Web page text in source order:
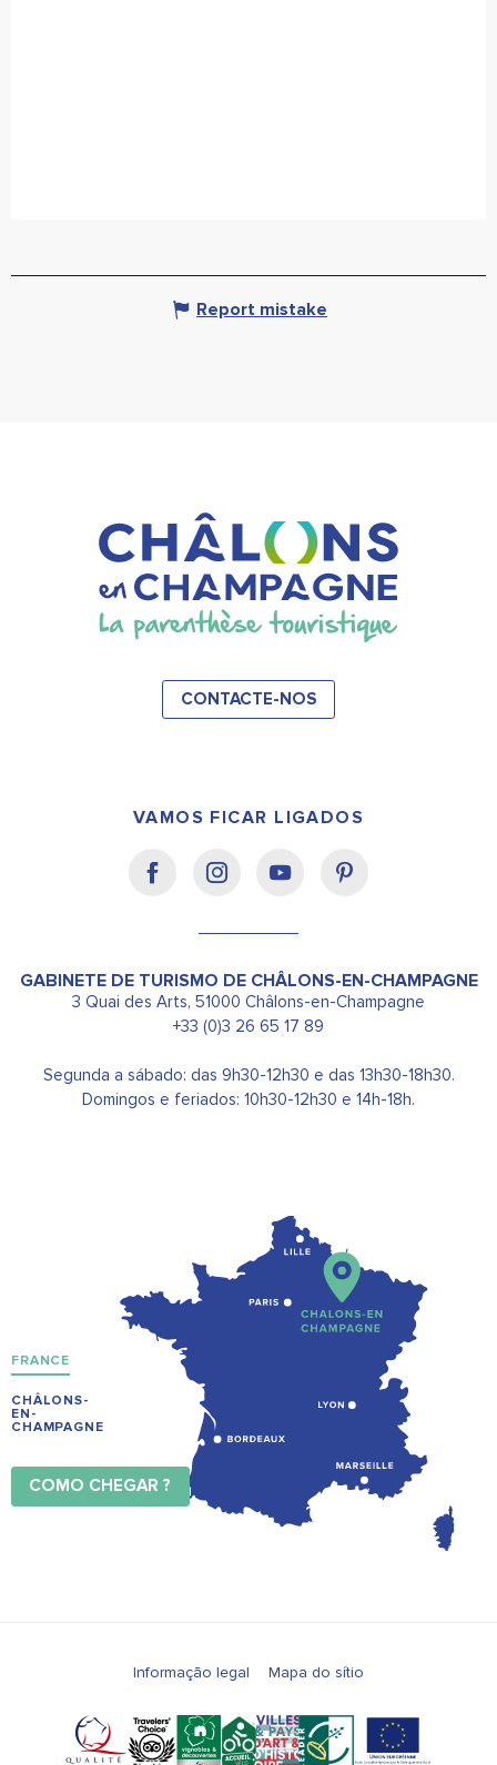
Report mistake
CONTACTE-NOS
VAMOS FICAR LIGADOS
GABINETE DE TURISMO DE CHÂLONS-EN-CHAMPAGNE
3 Quai des Arts, 51000 Châlons-en-Champagne
+33 (0)3 26 65 17 89
Segunda a sábado: das 9h30-12h30 e das 13h30-18h30.
Domingos e feriados: 10h30-12h30 e 14h-18h.
FRANCE
CHÂLONS-
EN-
CHAMPAGNE
COMO CHEGAR ?
Informação legal Mapa do sítio